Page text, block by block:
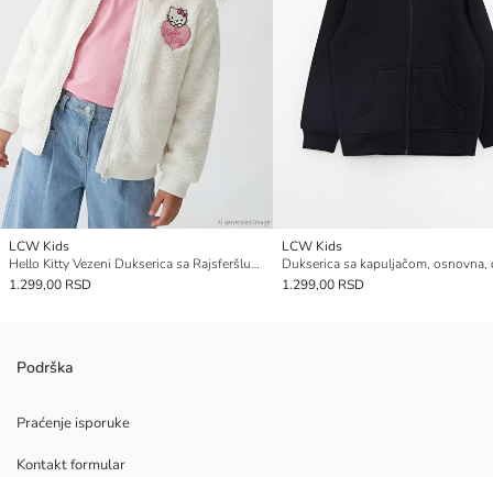
LCW Kids
Hello Kitty Vezeni Dukserica sa Rajsferšlusom za Devojčice
1.299,00 RSD
LCW Kids
1.299,00 RSD
Podrška
Praćenje isporuke
Kontakt formular